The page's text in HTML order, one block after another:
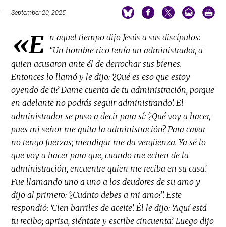
September 20, 2025
«E n aquel tiempo dijo Jesús a sus discípulos:
“Un hombre rico tenía un administrador, a
quien acusaron ante él de derrochar sus bienes.
Entonces lo llamó y le dijo: ‘¿Qué es eso que estoy
oyendo de ti? Dame cuenta de tu administración, porque
en adelante no podrás seguir administrando’. El
administrador se puso a decir para sí: ‘¿Qué voy a hacer,
pues mi señor me quita la administración? Para cavar
no tengo fuerzas; mendigar me da vergüenza. Ya sé lo
que voy a hacer para que, cuando me echen de la
administración, encuentre quien me reciba en su casa’.
Fue llamando uno a uno a los deudores de su amo y
dijo al primero: ‘¿Cuánto debes a mi amo?’. Este
respondió: ‘Cien barriles de aceite’. Él le dijo: ‘Aquí está
tu recibo; aprisa, siéntate y escribe cincuenta’. Luego dijo